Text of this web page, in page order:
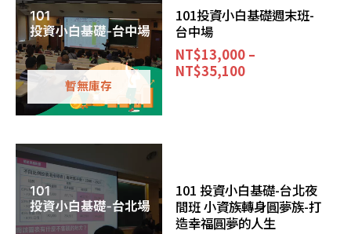
暫無庫存
101投資小白基礎週末班-
台中場
NT$13,000 –
NT$35,100
101 投資小白基礎-台北夜
間班 小資族轉身圓夢族-打
造幸福圓夢的人生